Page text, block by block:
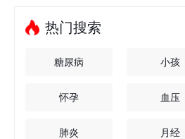
热门搜索
糖尿病 小孩
怀孕 血压
肺炎 月经